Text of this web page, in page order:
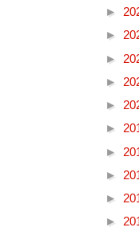
►
►
►
►
►
►
►
►
►
►